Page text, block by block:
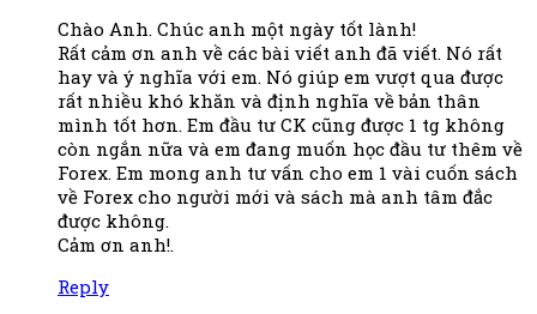
Chào Anh. Chúc anh một ngày tốt lành!
Rất cảm ơn anh về các bài viết anh đã viết. Nó rất
hay và ý nghĩa với em. Nó giúp em vượt qua được
rất nhiều khó khăn và định nghĩa về bản thân
mình tốt hơn. Em đầu tư CK cũng được 1 tg không
còn ngắn nữa và em đang muốn học đầu tư thêm về
Forex. Em mong anh tư vấn cho em 1 vài cuốn sách
về Forex cho người mới và sách mà anh tâm đắc
được không.
Cảm ơn anh!.
Reply